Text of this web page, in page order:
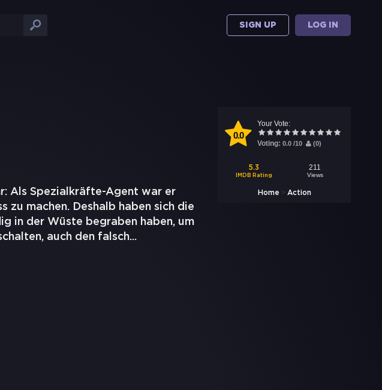
SIGN UP LOG IN
0.0
Your Vote:
Voting: 0.0 /10 (0)
5.3
IMDB Rating
211
Views
Home > Action
Als Spezialkräfte-Agent war er
zu machen. Deshalb haben sich die
in der Wüste begraben haben, um
auch den falsch...